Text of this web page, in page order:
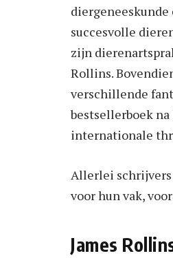
succesvolle
zijn
Rollins.
verschillende
bestsellerboek
internationale
Allerlei schrijvers
voor hun vak,
James